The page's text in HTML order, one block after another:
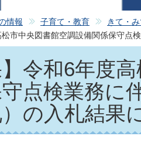
情報 子育て・教育
きて・
松市中央図書館空調設備関係保守
】令和6年度
点検業務に
）の入札結果